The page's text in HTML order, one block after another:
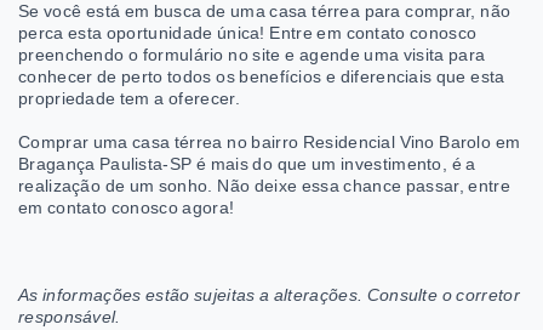
Se você está em busca de uma casa térrea para comprar, não
perca esta oportunidade única! Entre em contato conosco
preenchendo o formulário no site e agende uma visita para
conhecer de perto todos os benefícios e diferenciais que esta
propriedade tem a oferecer.
Comprar uma casa térrea no bairro Residencial Vino Barolo em
Bragança Paulista-SP é mais do que um investimento, é a
realização de um sonho. Não deixe essa chance passar, entre
em contato conosco agora!
As informações estão sujeitas a alterações. Consulte o corretor
responsável.